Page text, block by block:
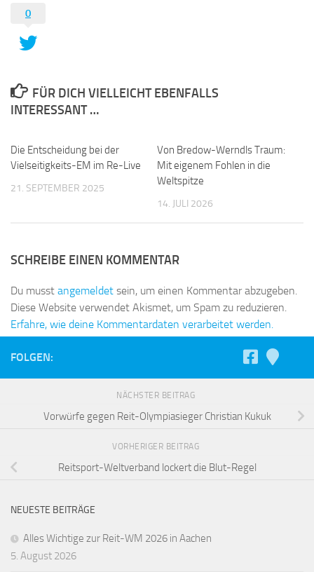
0
FÜR DICH VIELLEICHT EBENFALLS
INTERESSANT …
Die Entscheidung bei der
Vielseitigkeits-EM im Re-Live
21. SEPTEMBER 2025
Von Bredow-Werndls Traum:
Mit eigenem Fohlen in die
Weltspitze
14. JULI 2026
SCHREIBE EINEN KOMMENTAR
Du musst angemeldet sein, um einen Kommentar abzugeben.
Diese Website verwendet Akismet, um Spam zu reduzieren.
Erfahre, wie deine Kommentardaten verarbeitet werden.
FOLGEN:
NÄCHSTER BEITRAG
Vorwürfe gegen Reit-Olympiasieger Christian Kukuk
VORHERIGER BEITRAG
Reitsport-Weltverband lockert die Blut-Regel
NEUESTE BEITRÄGE
Alles Wichtige zur Reit-WM 2026 in Aachen
5. August 2026